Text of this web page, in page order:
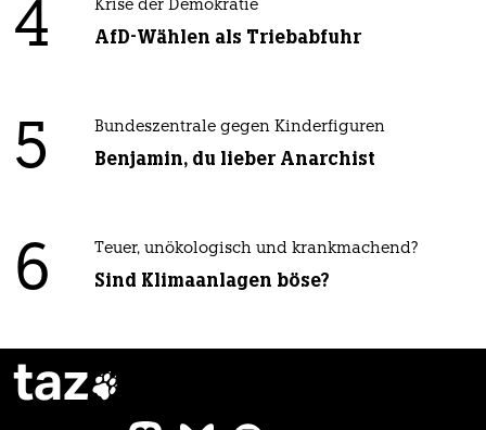
4 Krise der Demokratie
AfD-Wählen als Triebabfuhr
5 Bundeszentrale gegen Kinderfiguren
Benjamin, du lieber Anarchist
6 Teuer, unökologisch und krankmachend?
Sind Klimaanlagen böse?
taz